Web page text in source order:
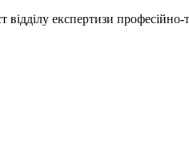
експертизи професійно-